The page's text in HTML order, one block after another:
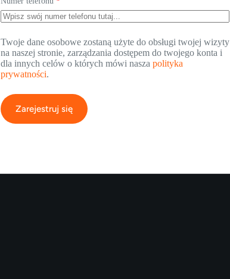
Twoje dane osobowe zostaną użyte do obsługi twojej wizyty
na naszej stronie, zarządzania dostępem do twojego konta i
dla innych celów o których mówi nasza polityka
prywatności.
Zarejestruj się